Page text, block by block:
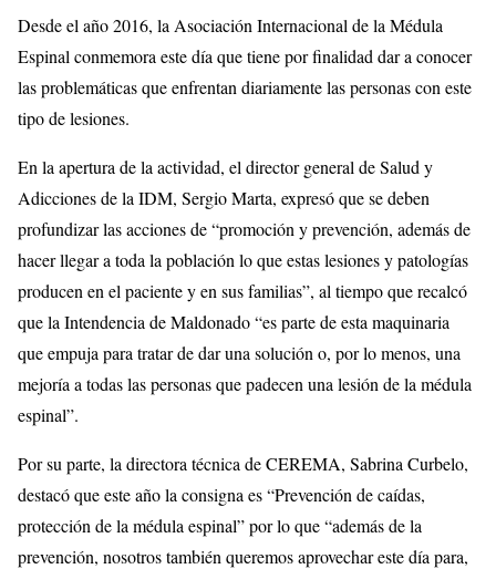
Desde el año 2016, la Asociación Internacional de la Médula
Espinal conmemora este día que tiene por finalidad dar a conocer
las problemáticas que enfrentan diariamente las personas con este
tipo de lesiones.
En la apertura de la actividad, el director general de Salud y
Adicciones de la IDM, Sergio Marta, expresó que se deben
profundizar las acciones de “promoción y prevención, además de
hacer llegar a toda la población lo que estas lesiones y patologías
producen en el paciente y en sus familias”, al tiempo que recalcó
que la Intendencia de Maldonado “es parte de esta maquinaria
que empuja para tratar de dar una solución o, por lo menos, una
mejoría a todas las personas que padecen una lesión de la médula
espinal”.
Por su parte, la directora técnica de CEREMA, Sabrina Curbelo,
destacó que este año la consigna es “Prevención de caídas,
protección de la médula espinal” por lo que “además de la
prevención, nosotros también queremos aprovechar este día para,